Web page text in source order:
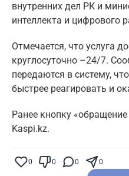
внутренних дел РК и
интеллекта и цифрового
Отмечается, что услуга
круглосуточно –24/7.
передаются в систему,
быстрее реагировать и
Ранее кнопку
Kaspi.kz.
0 0 0 0